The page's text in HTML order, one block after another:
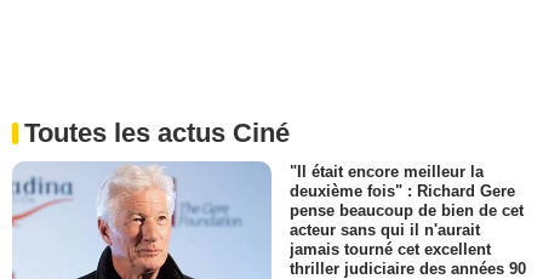
Toutes les actus Ciné
"Il était encore meilleur la
deuxième fois" : Richard Gere
pense beaucoup de bien de cet
acteur sans qui il n'aurait
jamais tourné cet excellent
thriller judiciaire des années 90